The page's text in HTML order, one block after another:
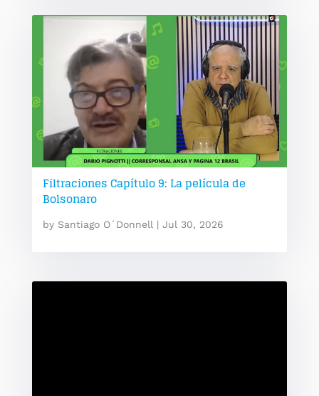
Filtraciones Capítulo 9: La película de
Bolsonaro
by Santiago O´Donnell | Jul 30, 2026